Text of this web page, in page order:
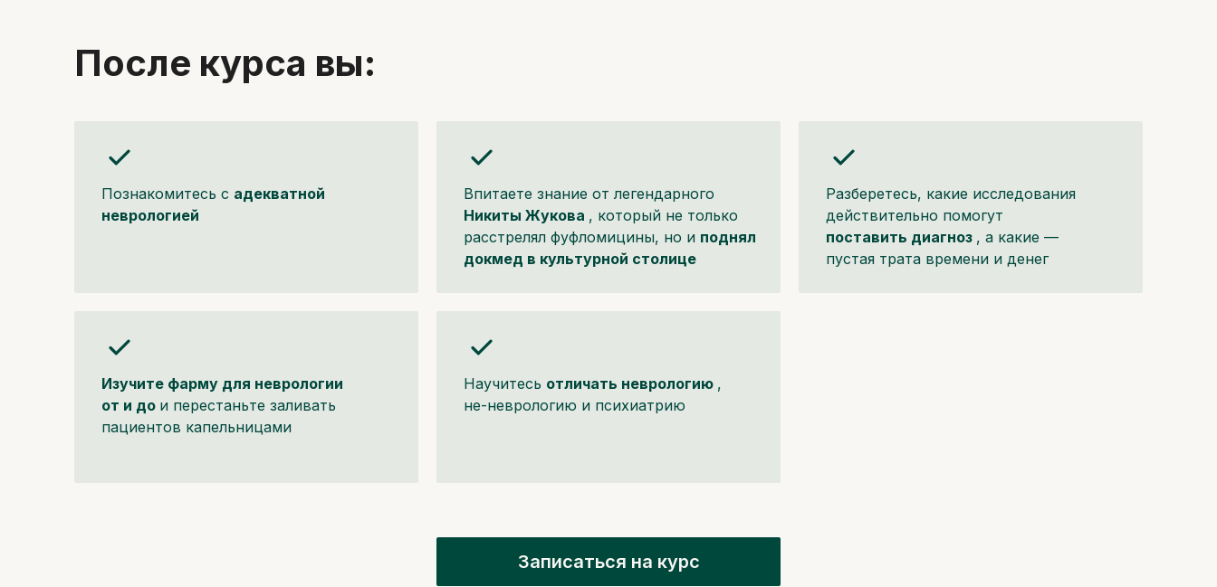
Познакомитесь с адекватной
неврологией
Изучите фарму для неврологии
от и до и перестаньте заливать
пациентов капельницами
Научитесь отличать неврологию ,
не-неврологию и психиатрию
Впитаете знание от легендарного
Никиты Жукова , который не только
расстрелял фуфломицины, но и поднял
докмед в культурной столице
Разберетесь, какие исследования
действительно помогут
поставить диагноз , а какие —
пустая трата времени и денег
После курса вы:
Записаться на курс